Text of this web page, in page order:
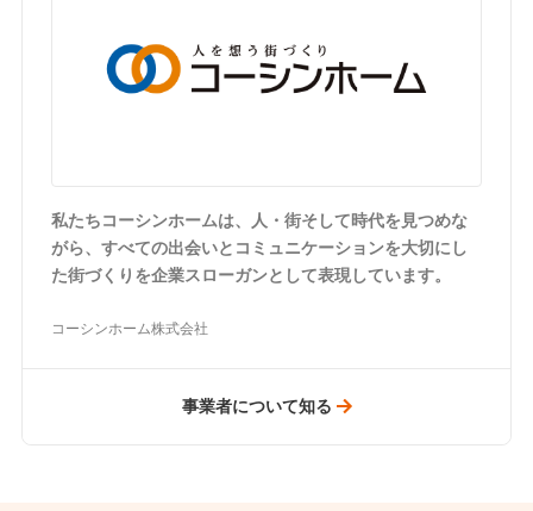
私たちコーシンホームは、人・街そして時代を見つめな
がら、すべての出会いとコミュニケーションを大切にし
た街づくりを企業スローガンとして表現しています。
コーシンホーム株式会社
事業者について知る